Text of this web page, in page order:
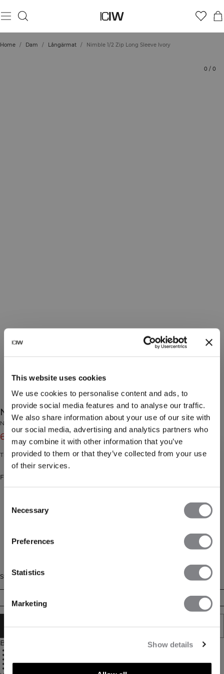
This website uses cookies
We use cookies to personalise content and ads, to
provide social media features and to analyse our traffic.
We also share information about your use of our site with
our social media, advertising and analytics partners who
may combine it with other information that you’ve
provided to them or that they’ve collected from your use
of their services.
Selection
Necessary
Preferences
Statistics
Marketing
Show details
Home / Dam / Långärmat / Nimble 1/2 Zip Long Sleeve Ivory
0 / 0
Nimble 1/2 Zip Long Sleeve Ivory
Nimble Collection
639 SEK 799 SEK (-20%)
Träningströja med dragkedja och borstad insida.
Färg: Ivory
Storlek
XXL
LÄGG I VARUKORGEN
Beskrivning
Halvlång dragkedja fram
När du prenumererar på vårt nyhetsbrev.